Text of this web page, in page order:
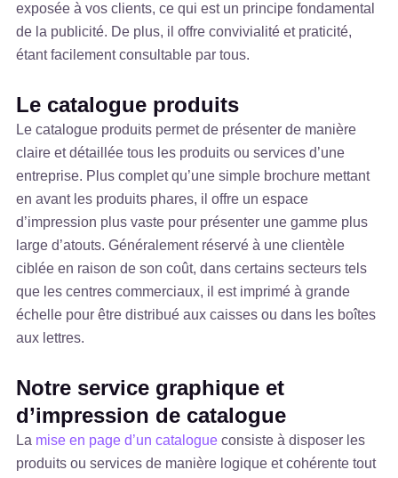
exposée à vos clients, ce qui est un principe fondamental
de la publicité. De plus, il offre convivialité et praticité,
étant facilement consultable par tous.
Le catalogue produits
Le catalogue produits permet de présenter de manière
claire et détaillée tous les produits ou services d’une
entreprise. Plus complet qu’une simple brochure mettant
en avant les produits phares, il offre un espace
d’impression plus vaste pour présenter une gamme plus
large d’atouts. Généralement réservé à une clientèle
ciblée en raison de son coût, dans certains secteurs tels
que les centres commerciaux, il est imprimé à grande
échelle pour être distribué aux caisses ou dans les boîtes
aux lettres.
Notre service graphique et
d’impression de catalogue
La mise en page d’un catalogue consiste à disposer les
produits ou services de manière logique et cohérente tout